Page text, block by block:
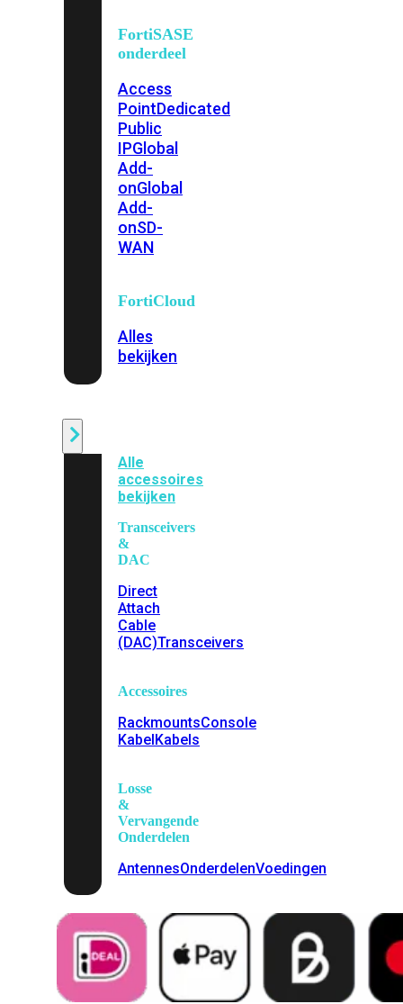
FortiSASE
onderdeel
Access
PointDedicated
Public
IPGlobal
Add-
onGlobal
Add-
onSD-
WAN
FortiCloud
Alles
bekijken
Alle
accessoires
bekijken
Transceivers
&
DAC
Direct
Attach
Cable
(DAC)Transceivers
Accessoires
RackmountsConsole
KabelKabels
Losse
&
Vervangende
Onderdelen
AntennesOnderdelenVoedingen